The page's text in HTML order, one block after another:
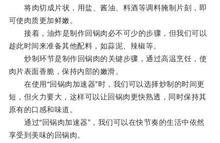
将肉切成片状，用盐、酱油、料酒等调料腌制片刻，即
可使肉质更加鲜嫩。
接着，油炸是制作回锅肉必不可少的步骤，但我们可以
趁此时间来准备其他配料，如蒜泥、辣椒等。
炒制环节是制作回锅肉的关键步骤，通过高温烹饪，使
肉片表面香脆，保持内部的嫩滑。
在使用“回锅肉加速器”时，我们可以选择炒制的时间更
短，但火力要大，这样可以让回锅肉更快熟透，同时保持其
原有的口感和味道。
通过“回锅肉加速器”，我们可以在快节奏的生活中依然
享受到美味的回锅肉。